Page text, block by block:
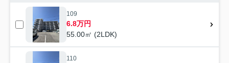
109
6.8万円
55.00㎡ (2LDK)
110